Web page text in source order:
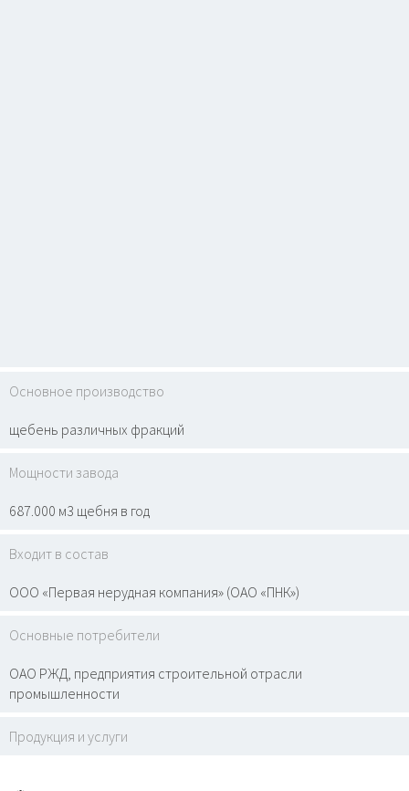
Основное производство
щебень различных фракций
Мощности завода
687.000 м3 щебня в год
Входит в состав
ООО «Первая нерудная компания» (ОАО «ПНК»)
Основные потребители
ОАО РЖД, предприятия строительной отрасли
промышленности
Продукция и услуги